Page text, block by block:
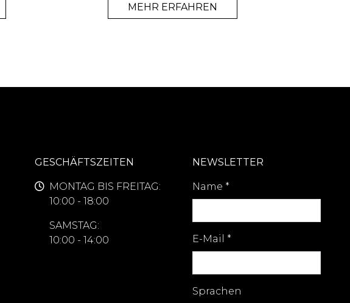
MEHR ERFAHREN
GESCHÄFTSZEITEN
MONTAG BIS FREITAG:
10:00 - 18:00
SAMSTAG:
10:00 - 14:00
NEWSLETTER
Name *
E-Mail *
Sprachen